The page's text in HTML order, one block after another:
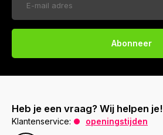
Abonneer
Heb je een vraag? Wij helpen je!
Klantenservice:
openingstijden